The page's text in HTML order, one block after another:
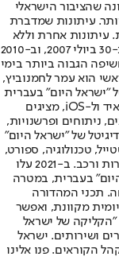
שהציבור הישראלי
עיתונות שמדברת
עיתונות אחרת וללא
תשלום. המהדורה המודפסת הראשונה פורסמה ב-30 ביולי 2007, וב-2010
הגבוה ביותר בימי
הוא עמר לחמנוביץ,
"ישראל היום" בעברית
ובאנגלית, כמו כן היישומונים (אפליקציות) לאנדרואיד ול-iOS, מציגים
ניתוחים ופרשנויות,
של "ישראל היום"
טכנולוגיה, ספורט,
כלכלה וצרכנות, בריאות, חיילים, אוכל, יהדות, תיירות ורכב. ב-2021 עלו
בעברית, במטרה
תכני המהדורה
מקוונת, ואפשר
"הקליקה של ישראל
ושירותים. ישראל
הקוראים. פנו אלינו